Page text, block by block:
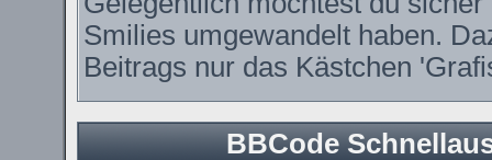
Smilies umgewandelt haben.
Beitrags nur das Kästchen
BBCode